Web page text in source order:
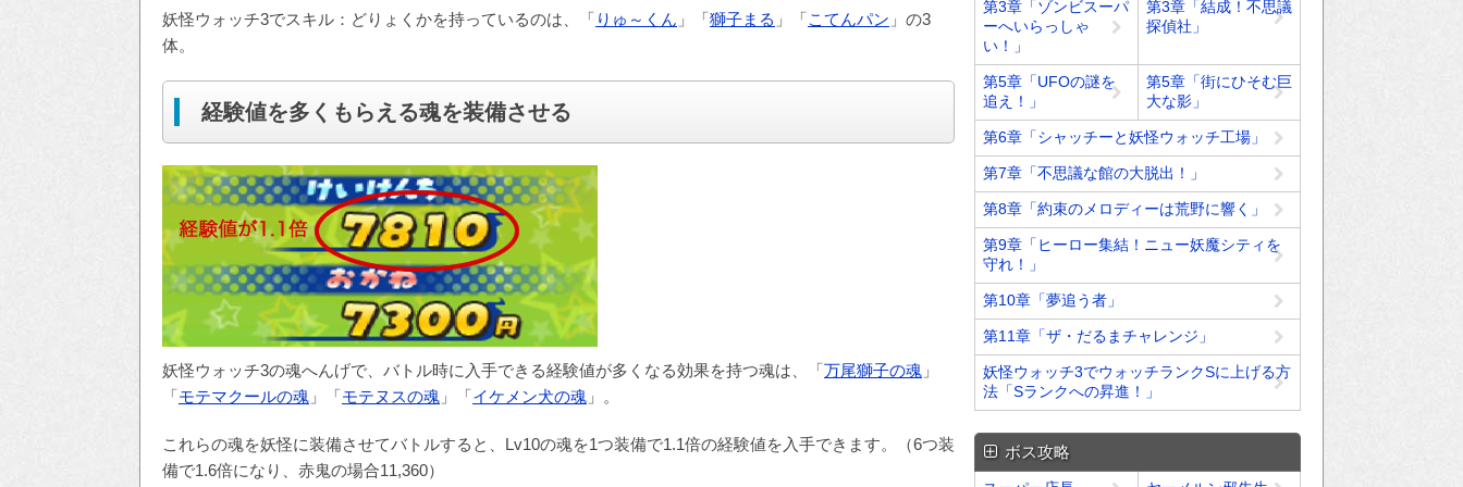
妖怪ウォッチ3でスキル：どりょくかを持っているのは、「 りゅ～くん 」「獅子まる 」「こてんパン 」の3
体。
経験値を多くもらえる魂を装備させる
妖怪ウォッチ3の魂へんげで、バトル時に入手できる経験値が多くなる効果を持つ魂は、「万尾獅子の魂 」
「モテマクールの魂 」「モテヌスの魂 」「イケメン犬の魂 」。
これらの魂を妖怪に装備させてバトルすると、Lv10の魂を1つ装備で1.1倍の経験値を入手できます。（6つ装
備で1.6倍になり、赤鬼の場合11,360）
第3章「ゾンビスーパ
ーへいらっしゃ
い！」
第3章「結成！不思議
探偵社」
第5章「UFOの謎を
追え！」
第5章「街にひそむ巨
大な影」
第6章「シャッチーと妖怪ウォッチ工場」
第7章「不思議な館の大脱出！」
第8章「約束のメロディーは荒野に響く」
第9章「ヒーロー集結！ニュー妖魔シティを
守れ！」
第10章「夢追う者」
第11章「ザ・だるまチャレンジ」
妖怪ウォッチ3でウォッチランクSに上げる方
法「Sランクへの昇進！」
ボス攻略